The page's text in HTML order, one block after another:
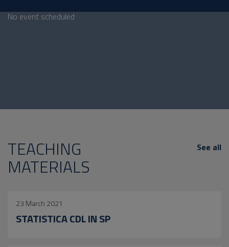
No event scheduled
TEACHING
MATERIALS
See all
23 March 2021
STATISTICA CDL IN SP